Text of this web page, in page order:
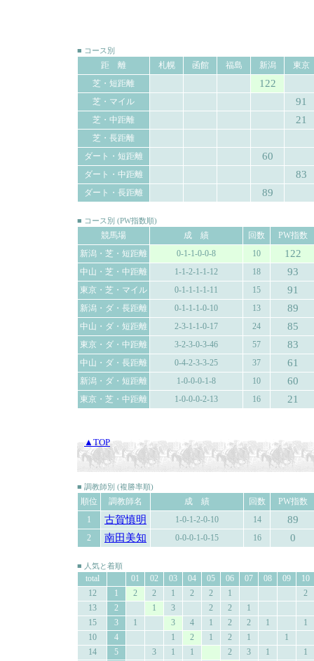
■ コース別
距 離 札幌 函館 福島 新潟
東京
芝・短距離
122
芝・マイル 91
芝・中距離 21
芝・長距離
ダート・短距離
60
ダート・中距離 83
ダート・長距離 89
■ コース別 (PW指数順)
競馬場 成 績 回数
PW指数
新潟・芝・短距離
0-1-1-0-0-8 10 122
中山・芝・中距離 1-1-2-1-1-12 18 93
東京・芝・マイル 0-1-1-1-1-11 15 91
新潟・ダ・長距離 0-1-1-1-0-10 13 89
中山・ダ・短距離 2-3-1-1-0-17 24 85
東京・ダ・中距離 3-2-3-0-3-46 57 83
中山・ダ・長距離 0-4-2-3-3-25 37 61
新潟・ダ・短距離 1-0-0-0-1-8 10 60
東京・芝・中距離 1-0-0-0-2-13 16 21
▲TOP
■ 調教師別 (複勝率順)
順位 調教師名 成 績 回数
PW指数
1
古賀慎明 1-0-1-2-0-10 14 89
2 南田美知 0-0-0-1-0-15 16 0
■ 人気と着順
total 01 02 03 04 05 06 07 08 09
10
12
1 2 2 1 2 2 1
2
13
2 1 3 2 2
1
15
3 1 3 4 1 2 2 1
1
10
4 1 2 1 2 1
1
14
5 3 1 1 2 3 1
1